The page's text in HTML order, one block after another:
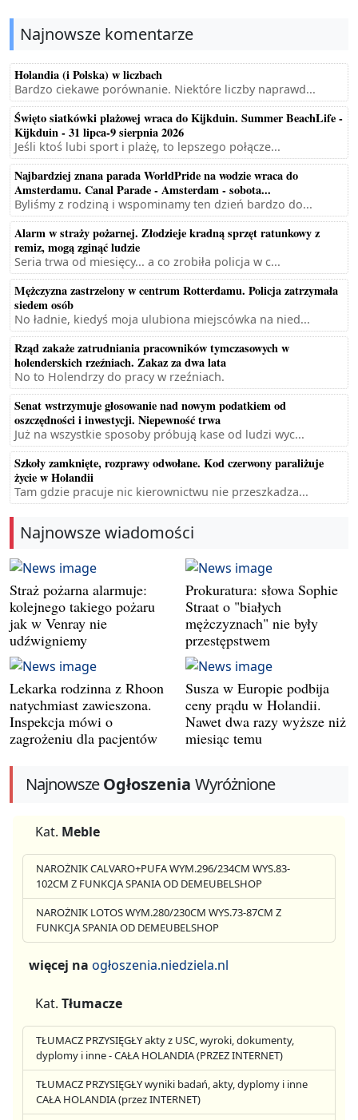
Najnowsze komentarze
Holandia (i Polska) w liczbach
Bardzo ciekawe porównanie. Niektóre liczby naprawd...
Święto siatkówki plażowej wraca do Kijkduin. Summer BeachLife -
Kijkduin - 31 lipca-9 sierpnia 2026
Jeśli ktoś lubi sport i plażę, to lepszego połącze...
Najbardziej znana parada WorldPride na wodzie wraca do
Amsterdamu. Canal Parade - Amsterdam - sobota...
Byliśmy z rodziną i wspominamy ten dzień bardzo do...
Alarm w straży pożarnej. Złodzieje kradną sprzęt ratunkowy z
remiz, mogą zginąć ludzie
Seria trwa od miesięcy... a co zrobiła policja w c...
Mężczyzna zastrzelony w centrum Rotterdamu. Policja zatrzymała
siedem osób
No ładnie, kiedyś moja ulubiona miejscówka na nied...
Rząd zakaże zatrudniania pracowników tymczasowych w
holenderskich rzeźniach. Zakaz za dwa lata
No to Holendrzy do pracy w rzeźniach.
Senat wstrzymuje głosowanie nad nowym podatkiem od
oszczędności i inwestycji. Niepewność trwa
Już na wszystkie sposoby próbują kase od ludzi wyc...
Szkoły zamknięte, rozprawy odwołane. Kod czerwony paraliżuje
życie w Holandii
Tam gdzie pracuje nic kierownictwu nie przeszkadza...
Najnowsze wiadomości
Straż pożarna alarmuje:
kolejnego takiego pożaru
jak w Venray nie
udźwigniemy
Prokuratura: słowa Sophie
Straat o "białych
mężczyznach" nie były
przestępstwem
Lekarka rodzinna z Rhoon
natychmiast zawieszona.
Inspekcja mówi o
zagrożeniu dla pacjentów
Susza w Europie podbija
ceny prądu w Holandii.
Nawet dwa razy wyższe niż
miesiąc temu
NajnowszeOgłoszenia Wyróżnione
Kat. Meble
NAROŻNIK CALVARO+PUFA WYM.296/234CM WYS.83-
102CM Z FUNKCJA SPANIA OD DEMEUBELSHOP
NAROŻNIK LOTOS WYM.280/230CM WYS.73-87CM Z
FUNKCJA SPANIA OD DEMEUBELSHOP
więcej na ogłoszenia.niedziela.nl
Kat. Tłumacze
TŁUMACZ PRZYSIĘGŁY akty z USC, wyroki, dokumenty,
dyplomy i inne - CAŁA HOLANDIA (PRZEZ INTERNET)
TŁUMACZ PRZYSIĘGŁY wyniki badań, akty, dyplomy i inne
CAŁA HOLANDIA (przez INTERNET)